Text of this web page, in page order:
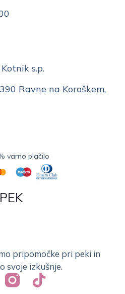
s.p.
Ravne na Koroškem,
pripomočke pri peki in
svoje izkušnje.
varno plačilo